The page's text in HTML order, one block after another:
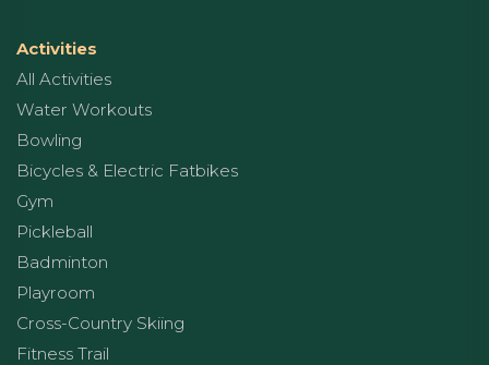
Activities
All Activities
Water Workouts
Bowling
Bicycles & Electric Fatbikes
Gym
Pickleball
Badminton
Playroom
Cross-Country Skiing
Fitness Trail